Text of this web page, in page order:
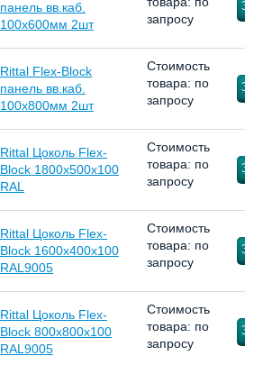
панель вв.каб.
100х600мм 2шт
запросу
Rittal Flex-Block
панель вв.каб.
100х800мм 2шт
Стоимость
товара: по
запросу
Rittal Цоколь Flex-
Block 1800x500x100
RAL
Стоимость
товара: по
запросу
Rittal Цоколь Flex-
Block 1600x400x100
RAL9005
Стоимость
товара: по
запросу
Rittal Цоколь Flex-
Block 800x800x100
RAL9005
Стоимость
товара: по
запросу